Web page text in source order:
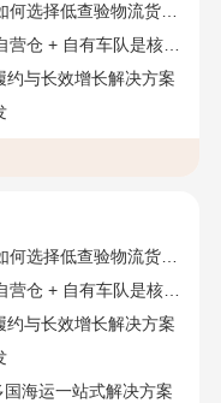
择低查验物流货代？
自有车队是核心硬指标
与长效增长解决方案
择低查验物流货代？
自有车队是核心硬指标
与长效增长解决方案
海运一站式解决方案